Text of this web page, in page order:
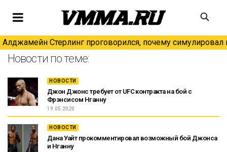
Алджамейн Стерлинг проговорился, почему симулировал
Новости по теме:
НОВОСТИ
Джон Джонс требует от UFC контракта на бой с
Фрэнсисом Нганну
19.05.2020
НОВОСТИ
Дана Уайт прокомментировал возможный бой Джонса
и Нганну